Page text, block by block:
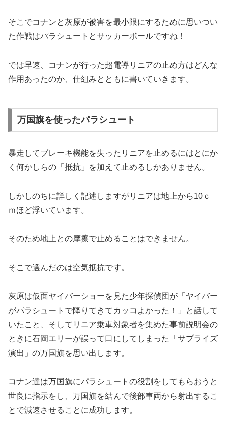
そこでコナンと灰原が被害を最小限にするために思いつい
た作戦はパラシュートとサッカーボールですね！
では早速、コナンが行った超電導リニアの止め方はどんな
作用あったのか、仕組みとともに書いていきます。
万国旗を使ったパラシュート
暴走してブレーキ機能を失ったリニアを止めるにはとにか
く何かしらの「抵抗」を加えて止めるしかありません。
しかしのちに詳しく記述しますがリニアは地上から10ｃ
ｍほど浮いています。
そのため地上との摩擦で止めることはできません。
そこで選んだのは空気抵抗です。
灰原は仮面ヤイバーショーを見た少年探偵団が「ヤイバー
がパラシュートで降りてきてカッコよかった！」と話して
いたこと、そしてリニア乗車対象者を集めた事前説明会の
ときに石岡エリーが誤って口にしてしまった「サプライズ
演出」の万国旗を思い出します。
コナン達は万国旗にパラシュートの役割をしてもらおうと
世良に指示をし、万国旗を結んで後部車両から射出するこ
とで減速させることに成功します。